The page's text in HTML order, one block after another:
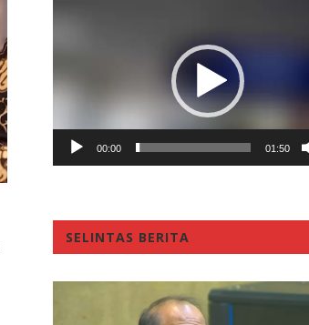
00:00 01:50
SELINTAS BERITA